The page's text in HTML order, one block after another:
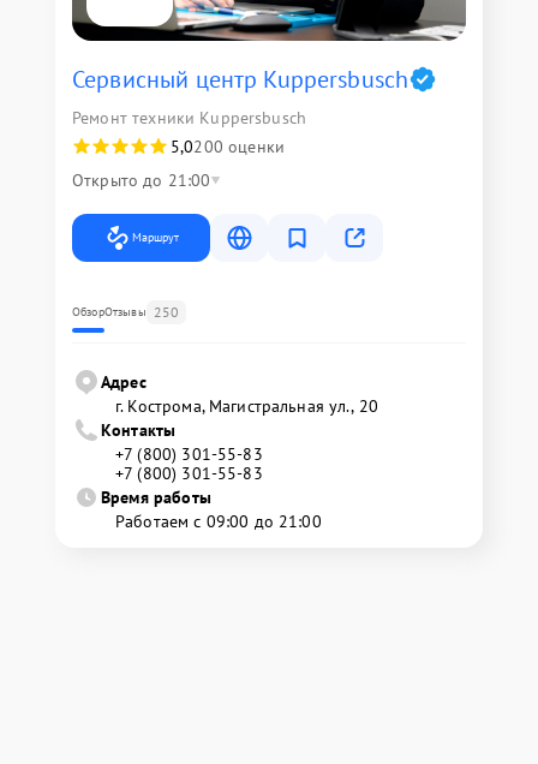
Сервисный центр Kuppersbusch
Ремонт техники Kuppersbusch
5,0200 оценки
Открыто до 21:00
Маршрут
ОбзорОтзывы 250
Адрес
г. Кострома, Магистральная ул., 20
Контакты
+7 (800) 301-55-83
+7 (800) 301-55-83
Время работы
Работаем с 09:00 до 21:00